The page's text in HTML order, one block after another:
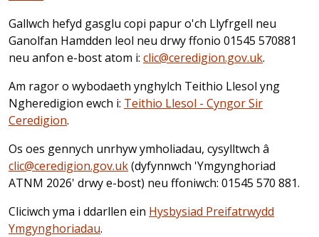
Gallwch hefyd gasglu copi papur o'ch Llyfrgell neu
Ganolfan Hamdden leol neu drwy ffonio 01545 570881
neu anfon e-bost atom i: clic@ceredigion.gov.uk.
Am ragor o wybodaeth ynghylch Teithio Llesol yng
Ngheredigion ewch i: Teithio Llesol - Cyngor Sir
Ceredigion.
Os oes gennych unrhyw ymholiadau, cysylltwch â
clic@ceredigion.gov.uk(dyfynnwch 'Ymgynghoriad
ATNM 2026' drwy e-bost) neu ffoniwch: 01545 570 881.
Cliciwch yma i ddarllen ein Hysbysiad Preifatrwydd
Ymgynghoriadau.